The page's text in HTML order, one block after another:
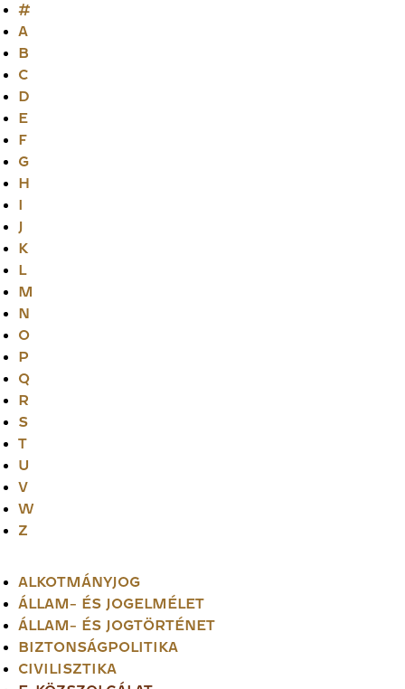
#
A
B
C
D
E
F
G
H
I
J
K
L
M
N
O
P
Q
R
S
T
U
V
W
Z
ALKOTMÁNYJOG
ÁLLAM- ÉS JOGELMÉLET
ÁLLAM- ÉS JOGTÖRTÉNET
BIZTONSÁGPOLITIKA
CIVILISZTIKA